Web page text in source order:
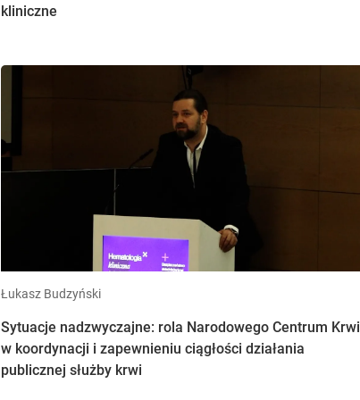
kliniczne
Łukasz Budzyński
Sytuacje nadzwyczajne: rola Narodowego Centrum Krwi
w koordynacji i zapewnieniu ciągłości działania
publicznej służby krwi